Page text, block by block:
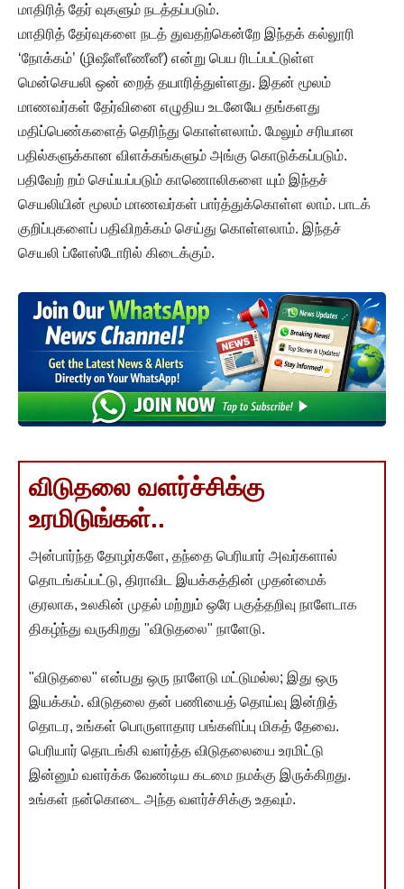
மாதிரித் தேர் வுகளும் நடத்தப்படும்.
மாதிரித் தேர்வுகளை நடத் துவதற்கென்றே இந்தக் கல்லூரி
‘நோக்கம்’ (ழிஷீளீளீணீனீ) என்று பெய ரிடப்பட்டுள்ள
மென்செயலி ஒன் றைத் தயாரித்துள்ளது. இதன் மூலம்
மாணவர்கள் தேர்வினை எழுதிய உடனேயே தங்களது
மதிப்பெண்களைத் தெரிந்து கொள்ளலாம். மேலும் சரியான
பதில்களுக்கான விளக்கங்களும் அங்கு கொடுக்கப்படும்.
பதிவேற் றம் செய்யப்படும் காணொலிகளை யும் இந்தச்
செயலியின் மூலம் மாணவர்கள் பார்த்துக்கொள்ள லாம். பாடக்
குறிப்புகளைப் பதிவிறக்கம் செய்து கொள்ளலாம். இந்தச்
செயலி ப்ளேஸ்டோரில் கிடைக்கும்.
விடுதலை வளர்ச்சிக்கு
உரமிடுங்கள்..
அன்பார்ந்த தோழர்களே, தந்தை பெரியார் அவர்களால்
தொடங்கப்பட்டு, திராவிட இயக்கத்தின் முதன்மைக்
குரலாக, உலகின் முதல் மற்றும் ஒரே பகுத்தறிவு நாளேடாக
திகழ்ந்து வருகிறது "விடுதலை" நாளேடு.
"விடுதலை" என்பது ஒரு நாளேடு மட்டுமல்ல; இது ஒரு
இயக்கம். விடுதலை தன் பணியைத் தொய்வு இன்றித்
தொடர, உங்கள் பொருளாதார பங்களிப்பு மிகத் தேவை.
பெரியார் தொடங்கி வளர்த்த விடுதலையை உரமிட்டு
இன்னும் வளர்க்க வேண்டிய கடமை நமக்கு இருக்கிறது.
உங்கள் நன்கொடை அந்த வளர்ச்சிக்கு உதவும்.